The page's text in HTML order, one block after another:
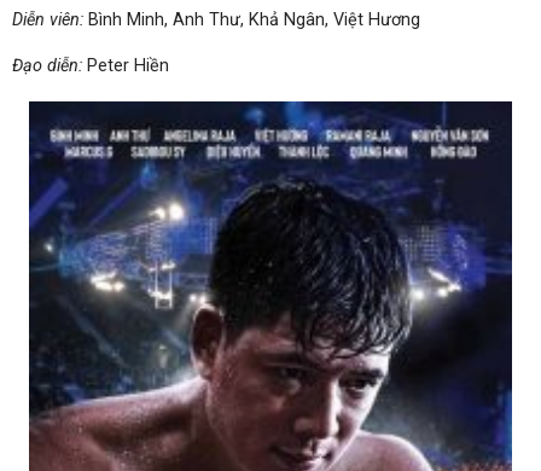
Diễn viên: Bình Minh, Anh Thư, Khả Ngân, Việt Hương
Đạo diễn: Peter Hiền